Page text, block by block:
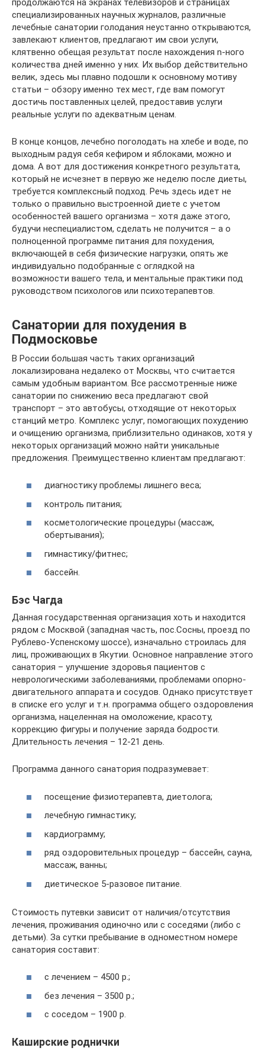
продолжаются на экранах телевизоров и страницах
специализированных научных журналов, различные
лечебные санатории голодания неустанно открываются,
завлекают клиентов, предлагают им свои услуги,
клятвенно обещая результат после нахождения n-ного
количества дней именно у них. Их выбор действительно
велик, здесь мы плавно подошли к основному мотиву
статьи – обзору именно тех мест, где вам помогут
достичь поставленных целей, предоставив услуги
реальные услуги по адекватным ценам.
В конце концов, лечебно поголодать на хлебе и воде, по
выходным радуя себя кефиром и яблоками, можно и
дома. А вот для достижения конкретного результата,
который не исчезнет в первую же неделю после диеты,
требуется комплексный подход. Речь здесь идет не
только о правильно выстроенной диете с учетом
особенностей вашего организма – хотя даже этого,
будучи неспециалистом, сделать не получится – а о
полноценной программе питания для похудения,
включающей в себя физические нагрузки, опять же
индивидуально подобранные с оглядкой на
возможности вашего тела, и ментальные практики под
руководством психологов или психотерапевтов.
Санатории для похудения в
Подмосковье
В России большая часть таких организаций
локализирована недалеко от Москвы, что считается
самым удобным вариантом. Все рассмотренные ниже
санатории по снижению веса предлагают свой
транспорт – это автобусы, отходящие от некоторых
станций метро. Комплекс услуг, помогающих похудению
и очищению организма, приблизительно одинаков, хотя у
некоторых организаций можно найти уникальные
предложения. Преимущественно клиентам предлагают:
диагностику проблемы лишнего веса;
контроль питания;
косметологические процедуры (массаж,
обертывания);
гимнастику/фитнес;
бассейн.
Бэс Чагда
Данная государственная организация хоть и находится
рядом с Москвой (западная часть, пос.Сосны, проезд по
Рублево-Успенскому шоссе), изначально строилась для
лиц, проживающих в Якутии. Основное направление этого
санатория – улучшение здоровья пациентов с
неврологическими заболеваниями, проблемами опорно-
двигательного аппарата и сосудов. Однако присутствует
в списке его услуг и т.н. программа общего оздоровления
организма, нацеленная на омоложение, красоту,
коррекцию фигуры и получение заряда бодрости.
Длительность лечения – 12-21 день.
Программа данного санатория подразумевает:
посещение физиотерапевта, диетолога;
лечебную гимнастику;
кардиограмму;
ряд оздоровительных процедур – бассейн, сауна,
массаж, ванны;
диетическое 5-разовое питание.
Стоимость путевки зависит от наличия/отсутствия
лечения, проживания одиночно или с соседями (либо с
детьми). За сутки пребывание в одноместном номере
санатория составит:
с лечением – 4500 р.;
без лечения – 3500 р.;
с соседом – 1900 р.
Каширские роднички